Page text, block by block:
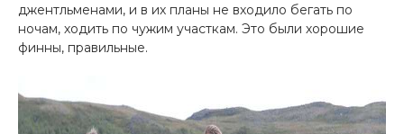
джентльменами, и в их планы не входило бегать по
ночам, ходить по чужим участкам. Это были хорошие
финны, правильные.